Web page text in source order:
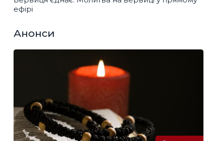
ефірі
Анонси